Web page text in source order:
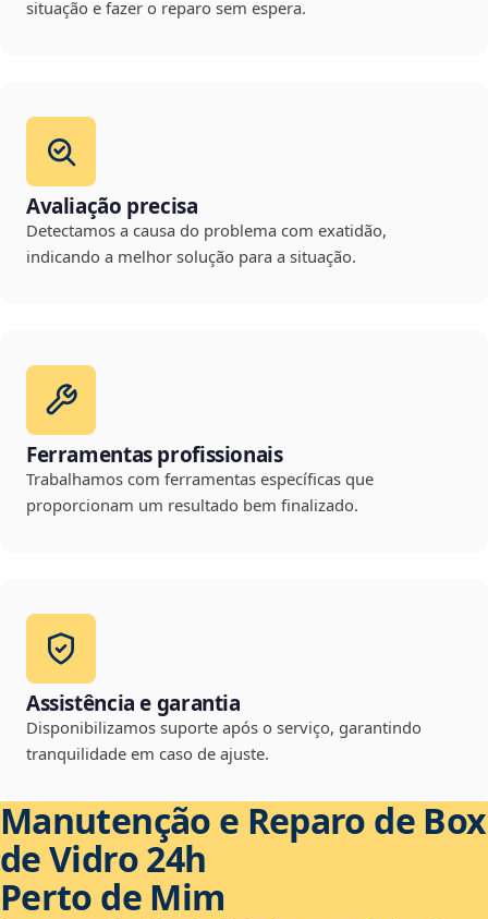
situação e fazer o reparo sem espera.
Avaliação precisa
Detectamos a causa do problema com exatidão,
indicando a melhor solução para a situação.
Ferramentas profissionais
Trabalhamos com ferramentas específicas que
proporcionam um resultado bem finalizado.
Assistência e garantia
Disponibilizamos suporte após o serviço, garantindo
tranquilidade em caso de ajuste.
Manutenção e Reparo de Box
de Vidro 24h
Perto de Mim